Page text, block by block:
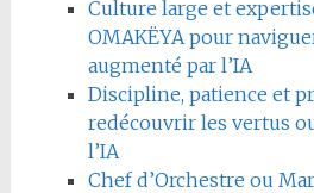
Culture large et
OMAKËYA pour
augmenté par l’IA
Discipline, patience et
redécouvrir les vertus
l’IA
Chef d’Orchestre ou